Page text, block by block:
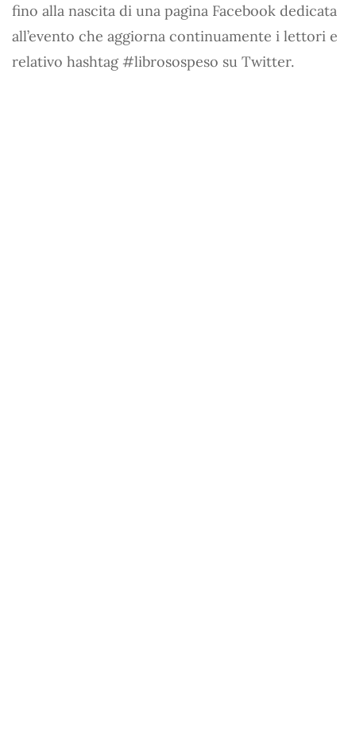
fino alla nascita di una pagina Facebook dedicata
all’evento che aggiorna continuamente i lettori e
relativo hashtag #librosospeso su Twitter.